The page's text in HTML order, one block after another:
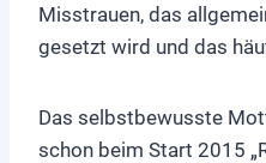
Misstrauen, das
gesetzt wird und das
Das selbstbewusste
schon beim Start 2015